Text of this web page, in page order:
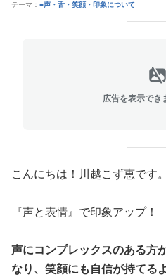
テーマ： ■声・舌・笑顔・印象について
広告を表示でき
こんにちは！川越こず恵です。
『声と表情』で印象アップ！
声にコンプレックスのある方
なり、笑顔にも自信が持てる